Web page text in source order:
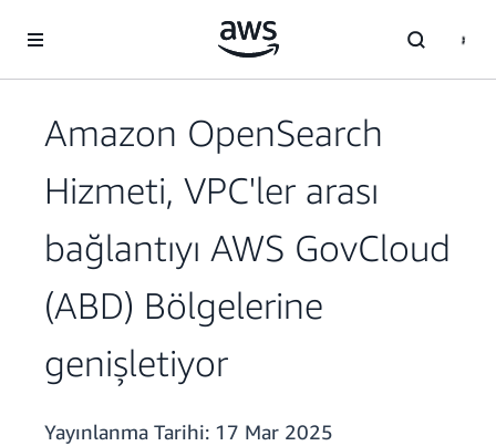
Amazon OpenSearch
Hizmeti, VPC'ler arası
bağlantıyı AWS GovCloud
(ABD) Bölgelerine
genişletiyor
Yayınlanma Tarihi: 17 Mar 2025